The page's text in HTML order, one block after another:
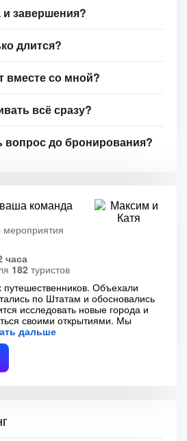
и завершения?
длится?
вместе со мной?
всё сразу?
вопрос до бронирования?
команда
мероприятия
часа
182 туристов
Объехали
по Штатам и обосновались
исследовать новые города и
своими открытиями. Мы
дальше